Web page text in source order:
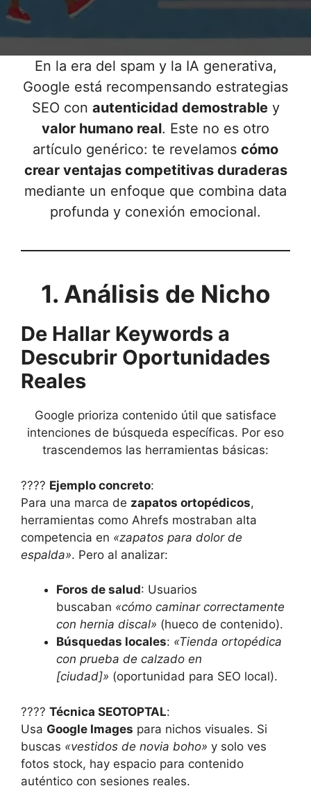
En la era del spam y la IA generativa,
Google está recompensando estrategias
SEO con autenticidad demostrabley
valor humano real. Este no es otro
artículo genérico: te revelamos cómo
crear ventajas competitivas duraderas
mediante un enfoque que combina data
profunda y conexión emocional.
1. Análisis de Nicho
De Hallar Keywords a
Descubrir Oportunidades
Reales
Google prioriza contenido útil que satisface
intenciones de búsqueda específicas. Por eso
trascendemos las herramientas básicas:
???? Ejemplo concreto:
Para una marca de zapatos ortopédicos,
herramientas como Ahrefs mostraban alta
competencia en «zapatos para dolor de
espalda». Pero al analizar:
Foros de salud: Usuarios
buscaban «cómo caminar correctamente
con hernia discal» (hueco de contenido).
Búsquedas locales: «Tienda ortopédica
con prueba de calzado en
[ciudad]» (oportunidad para SEO local).
???? Técnica SEOTOPTAL:
Usa Google Images para nichos visuales. Si
buscas «vestidos de novia boho» y solo ves
fotos stock, hay espacio para contenido
auténtico con sesiones reales.